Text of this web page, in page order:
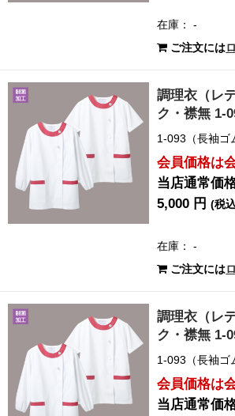
在庫： -
ご注文には
調理衣（レ
ク・襟無 1-
1-093（長袖ゴ
会員価格は
当店通常価
5,000 円(税
在庫： -
ご注文には
調理衣（レ
ク・襟無 1-
1-093（長袖ゴ
会員価格は
当店通常価